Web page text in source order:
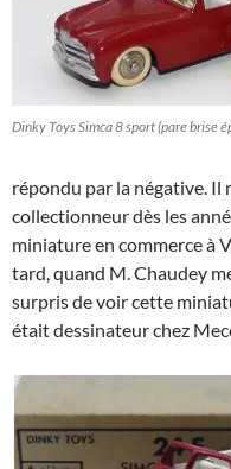
Dinky Toys Simca 8 sport (pare brise
répondu par la négative. Il
collectionneur dès les
miniature en commerce à
tard, quand M. Chaudey
surpris de voir cette
était dessinateur chez